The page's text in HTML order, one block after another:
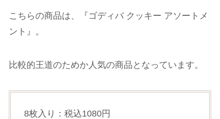
こちらの商品は、『ゴディバ クッキー アソートメ
ント』。
比較的王道のためか人気の商品となっています。
8枚入り：税込1080円